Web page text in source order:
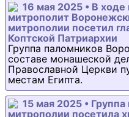
16 мая 2025 • В
митрополит
митрополии посетил
Коптской Патриархии
Группа паломников
составе монашеской
Православной Церкви
местам Египта.
15 мая 2025 •
митрополии посетила